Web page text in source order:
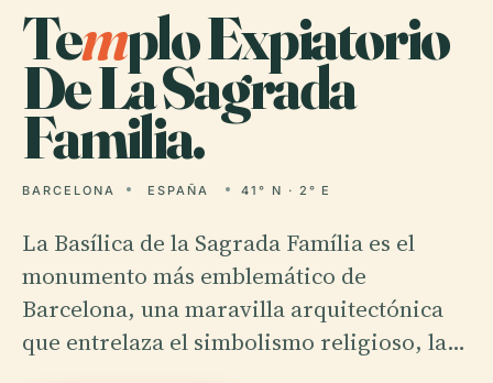
Templo Expiatorio
De La Sagrada
Familia.
BARCELONA ESPAÑA 41° N · 2° E
La Basílica de la Sagrada Família es el
monumento más emblemático de
Barcelona, una maravilla arquitectónica
que entrelaza el simbolismo religioso, la…